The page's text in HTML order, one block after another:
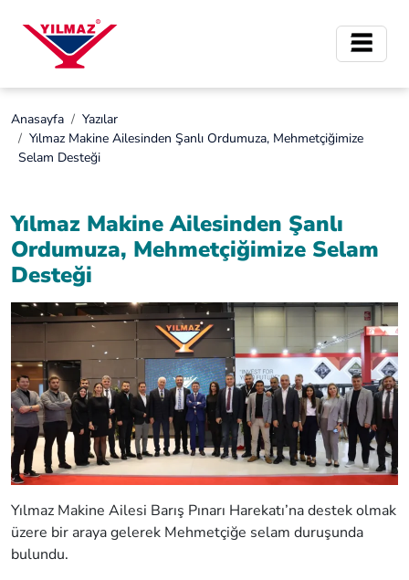
Anasayfa
Yazılar
Yılmaz Makine Ailesinden Şanlı Ordumuza, Mehmetçiğimize
Selam Desteği
Yılmaz Makine Ailesinden Şanlı
Ordumuza, Mehmetçiğimize Selam
Desteği
Yılmaz Makine Ailesi Barış Pınarı Harekatı’na destek olmak
üzere bir araya gelerek Mehmetçiğe selam duruşunda
bulundu.